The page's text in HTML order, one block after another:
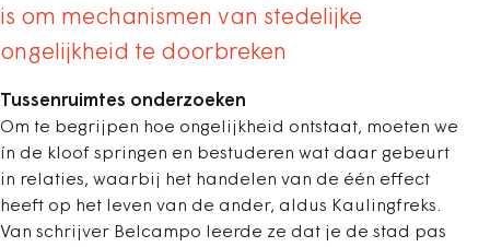
is om mechanismen van stedelijke
ongelijkheid te doorbreken
Tussenruimtes onderzoeken
Om te begrijpen hoe ongelijkheid ontstaat, moeten we
ín de kloof springen en bestuderen wat daar gebeurt
in relaties, waarbij het handelen van de één effect
heeft op het leven van de ander, aldus Kaulingfreks.
Van schrijver Belcampo leerde ze dat je de stad pas